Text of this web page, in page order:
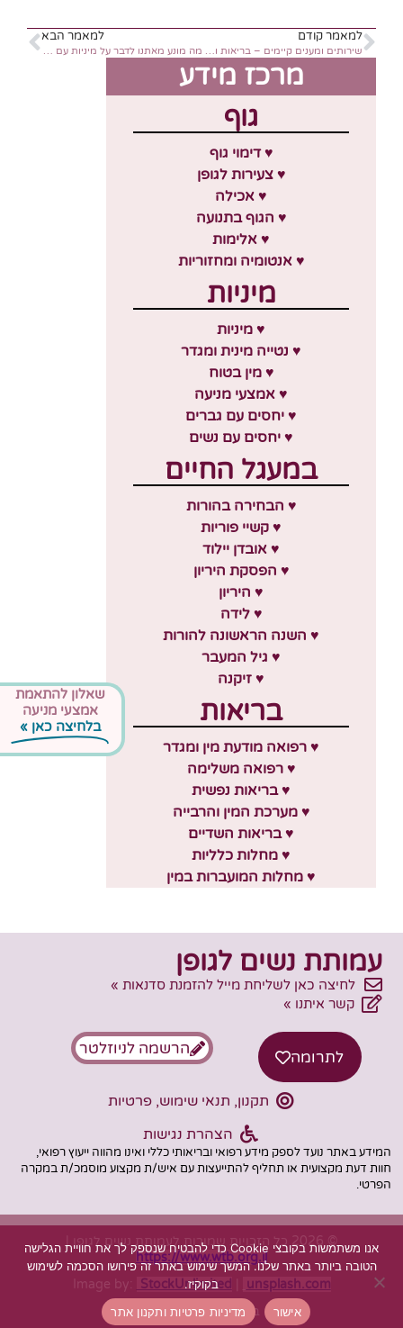
למאמר קודם
שירותים ומענים קיימים – בריאות ומיניות של נערות וצעירות בישראל
למאמר הבא
מה מונע מאתנו לדבר על מיניות עם ילדינו?
מרכז מידע
גוף
♥ דימוי גוף
♥ צעירות לגופן
♥ אכילה
♥ הגוף בתנועה
♥ אלימות
♥ אנטומיה ומחזוריות
מיניות
♥ מיניות
♥ נטייה מינית ומגדר
♥ מין בטוח
♥ אמצעי מניעה
♥ יחסים עם גברים
♥ יחסים עם נשים
במעגל החיים
♥ הבחירה בהורות
♥ קשיי פוריות
♥ אובדן יילוד
♥ הפסקת היריון
♥ היריון
♥ לידה
♥ השנה הראשונה להורות
♥ גיל המעבר
♥ זיקנה
בריאות
♥ רפואה מודעת מין ומגדר
♥ רפואה משלימה
♥ בריאות נפשית
♥ מערכת המין והרבייה
♥ בריאות השדיים
♥ מחלות כלליות
♥ מחלות המועברות במין
עמותת נשים לגופן
לחיצה כאן לשליחת מייל להזמנת סדנאות »
קשר איתנו »
לתרומה הרשמה לניוזלטר
תקנון, תנאי שימוש, פרטיות
הצהרת נגישות
המידע באתר נועד לספק מידע רפואי ובריאותי כללי ואינו מהווה ייעוץ רפואי,
חוות דעת מקצועית או תחליף להתייעצות עם איש/ת מקצוע מוסמכ/ת במקרה
הפרטי.
שאלון להתאמת
אמצעי מניעה
בלחיצה כאן »
© 2026 כל הזכויות שמורות לעמותת נשים לגופן |
https://www.wtb.org.il
Image by:
StockUnlimited
unsplash.com
בניית אתר
ESSEK
אנו משתמשות בקובצי Cookie כדי להבטיח שנספק לך את חוויית הגלישה
הטובה ביותר באתר שלנו. המשך שימוש באתר זה פירושו הסכמה לשימוש
בקוקיז.
אישור
מדיניות פרטיות ותקנון אתר